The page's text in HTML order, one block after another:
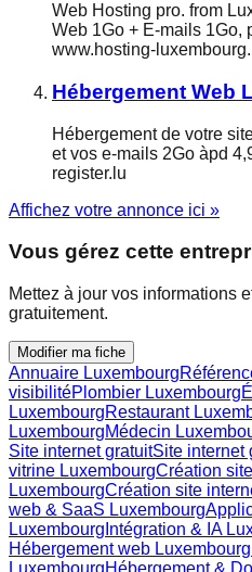
Web Hosting pro. from
Web 1Go + E-mails 1Go,
www.hosting-
Hébergement Web
Hébergement de votre
et vos e-mails 2Go àpd
register.lu
Affichez votre annonce ici »
Vous gérez cette
Mettez à jour vos informations
gratuitement.
Modifier ma fiche
Annuaire Luxembourg
visibilitéPlombier Luxembourg
LuxembourgRestaurant
LuxembourgMédecin
Site internet gratuitSite internet
vitrine LuxembourgCréation
LuxembourgCréation site
web & SaaS Luxembourg
Luxembourg Intégration & IA
Hébergement web Luxembourg
LuxembourgHébergement &